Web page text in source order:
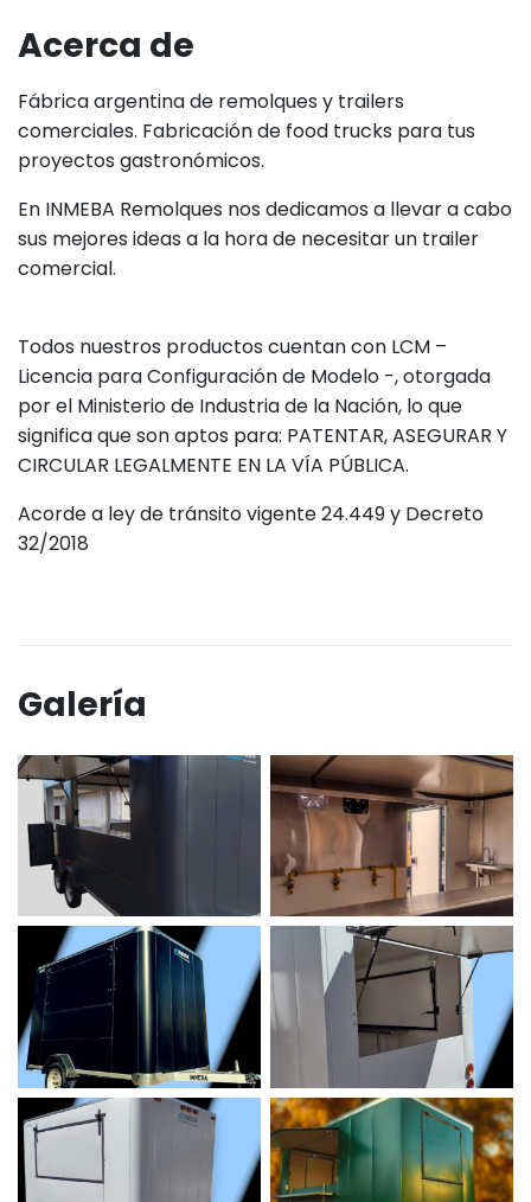
Acerca de
Fábrica argentina de remolques y trailers
comerciales. Fabricación de food trucks para tus
proyectos gastronómicos.
En INMEBA Remolques nos dedicamos a llevar a cabo
sus mejores ideas a la hora de necesitar un trailer
comercial.
Todos nuestros productos cuentan con LCM –
Licencia para Configuración de Modelo -, otorgada
por el Ministerio de Industria de la Nación, lo que
significa que son aptos para: PATENTAR, ASEGURAR Y
CIRCULAR LEGALMENTE EN LA VÍA PÚBLICA.
Acorde a ley de tránsito vigente 24.449 y Decreto
32/2018
Galería